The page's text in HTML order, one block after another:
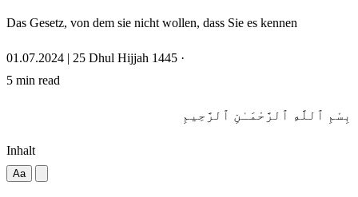
Das Gesetz, von dem sie nicht wollen, dass Sie es kennen
01.07.2024 | 25 Dhul Hijjah 1445 ·
5 min read
بِسْمِ ٱللَّهِ ٱلرَّحْمَـٰنِ ٱلرَّحِيمِ
Inhalt
Aa